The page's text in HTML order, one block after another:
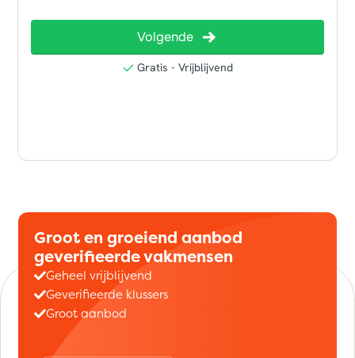
Groot en groeiend aanbod
geverifieerde vakmensen
Geheel vrijblijvend
Geverifieerde klussers
Groot aanbod